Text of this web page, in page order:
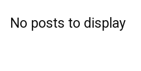
No posts to display